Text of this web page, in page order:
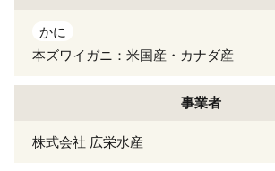
かに
本ズワイガニ：米国産・カナダ産
事業者
株式会社 広栄水産